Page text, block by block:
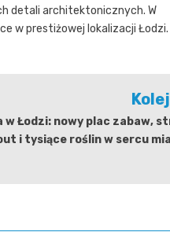
detali architektonicznych. W
w prestiżowej lokalizacji Łodzi.
w Łodzi: nowy plac zabaw,
i tysiące roślin w sercu